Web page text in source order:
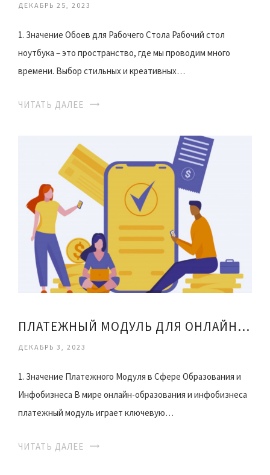
ДЕКАБРЬ 25, 2023
1. Значение Обоев для Рабочего Стола Рабочий стол
ноутбука – это пространство, где мы проводим много
времени. Выбор стильных и креативных…
ЧИТАТЬ ДАЛЕЕ
ПЛАТЕЖНЫЙ МОДУЛЬ ДЛЯ ОНЛАЙН-ШКОЛ И ИНФОБИЗНЕСА
ДЕКАБРЬ 3, 2023
1. Значение Платежного Модуля в Сфере Образования и
Инфобизнеса В мире онлайн-образования и инфобизнеса
платежный модуль играет ключевую…
ЧИТАТЬ ДАЛЕЕ